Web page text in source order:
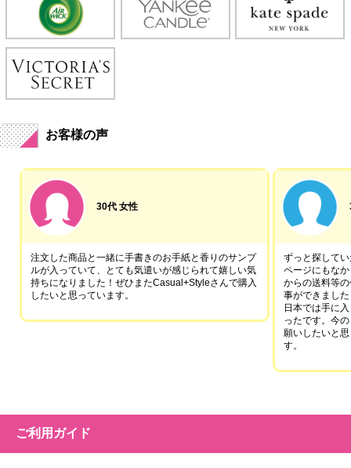
お客様の声
30代 女性
注文した商品と一緒に手書きのお手紙と香りのサンプ
ルが入っていて、とても気遣いが感じられて嬉しい気
持ちになりました！ぜひまたCasual+Styleさんで購入
したいと思っています。
ずっと探して
ページにもな
からの送料等
事ができました
日本では手に
ったです。今
願いしたいと
す。
ご利用ガイド